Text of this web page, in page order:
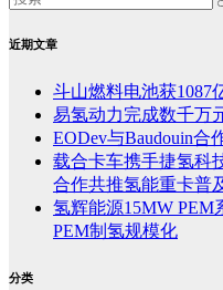
近期文章
斗山燃料电池获1087
易氢动力完成数千万
EODev与Baudouin合
载合卡车携手捷氢科
合作共推氢能重卡普
氢辉能源15MW PEM
PEM制氢规模化
分类